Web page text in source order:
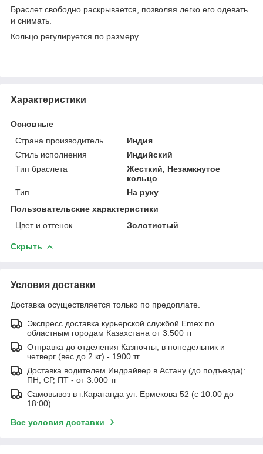
Браслет свободно раскрывается, позволяя легко его одевать
и снимать.
Кольцо регулируется по размеру.
Характеристики
Основные
Страна производитель
Индия
Стиль исполнения
Индийский
Тип браслета
Жесткий, Незамкнутое
кольцо
Тип
На руку
Пользовательские характеристики
Цвет и оттенок
Золотистый
Скрыть
Условия доставки
Доставка осуществляется только по предоплате.
Экспресс доставка курьерской службой Emex по
областным городам Казахстана от 3.500 тг
Отправка до отделения Казпочты, в понедельник и
четверг (вес до 2 кг) - 1900 тг.
Доставка водителем Индрайвер в Астану (до подъезда):
ПН, СР, ПТ - от 3.000 тг
Самовывоз в г.Караганда ул. Ермекова 52 (с 10:00 до
18:00)
Все условия доставки